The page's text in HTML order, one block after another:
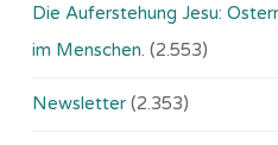
Die Auferstehung Jesu:
im Menschen. (2.553)
Newsletter (2.353)